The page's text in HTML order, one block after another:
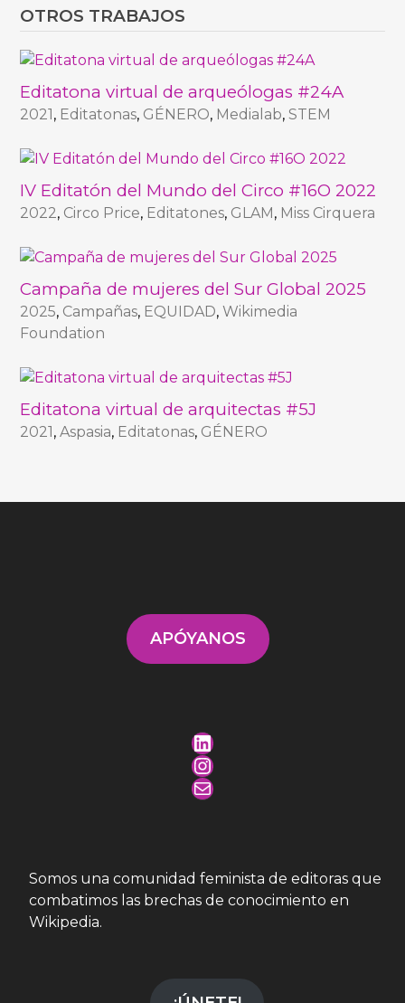
OTROS TRABAJOS
Editatona virtual de arqueólogas #24A
2021, Editatonas, GÉNERO, Medialab,STEM
IV Editatón del Mundo del Circo #16O 2022
2022, Circo Price, Editatones, GLAM, Miss Cirquera
Campaña de mujeres del Sur Global 2025
2025, Campañas, EQUIDAD,Wikimedia
Foundation
Editatona virtual de arquitectas #5J
2021,Aspasia, Editatonas, GÉNERO
APÓYANOS
LinkedIn
Instagram
Mail
Somos una comunidad feminista de editoras que
combatimos las brechas de conocimiento en
Wikipedia.